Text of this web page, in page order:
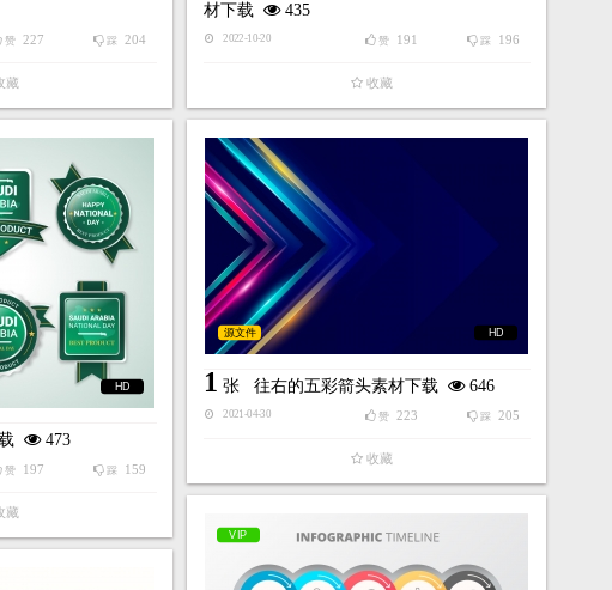
踩 204
赞 227
藏
材下载
435
2022-10-20 踩 196
赞 191
收藏
HD
473
踩 159
赞 197
藏
HD
源文件
1 张 往右的五彩箭头素材下载 646
2021-04-30 踩 205
赞 223
收藏
VIP